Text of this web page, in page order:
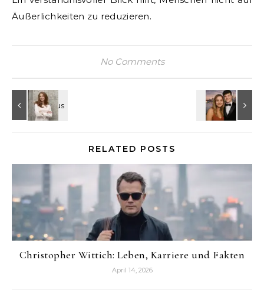
Äußerlichkeiten zu reduzieren.
No Comments
RELATED POSTS
Christopher Wittich: Leben, Karriere und Fakten
April 14, 2026